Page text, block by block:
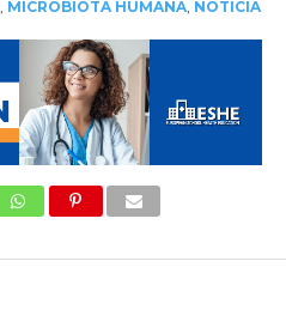
MICROBIOTA HUMANA, NOTICIA